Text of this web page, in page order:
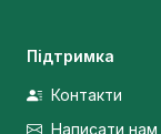
Підтримка
Контакти
Написати нам